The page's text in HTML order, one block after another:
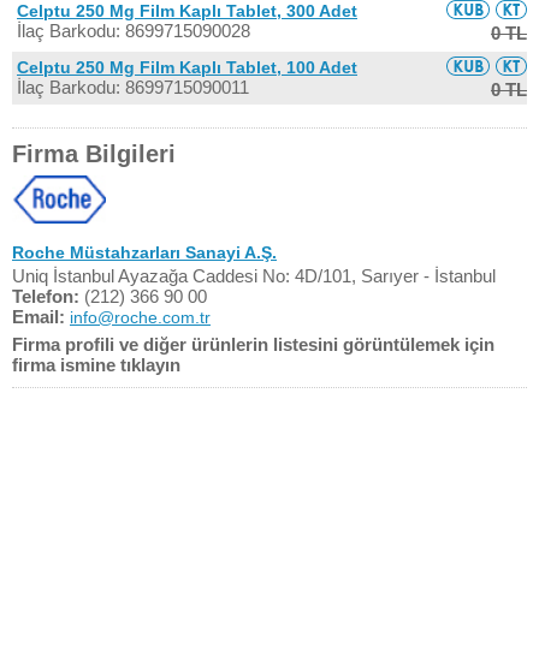
Celptu 250 Mg Film Kaplı Tablet, 300 Adet
İlaç Barkodu: 8699715090028 0 TL
Celptu 250 Mg Film Kaplı Tablet, 100 Adet
İlaç Barkodu: 8699715090011 0 TL
Firma Bilgileri
Roche Müstahzarları Sanayi A.Ş.
Uniq İstanbul Ayazağa Caddesi No: 4D/101, Sarıyer - İstanbul
Telefon: (212) 366 90 00
Email: info@roche.com.tr
Firma profili ve diğer ürünlerin listesini görüntülemek için
firma ismine tıklayın